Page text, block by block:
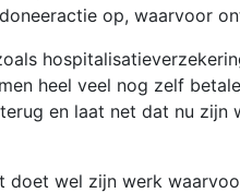
op, waarvoor
heel veel nog zelf
en laat net dat nu zijn
doet wel zijn werk